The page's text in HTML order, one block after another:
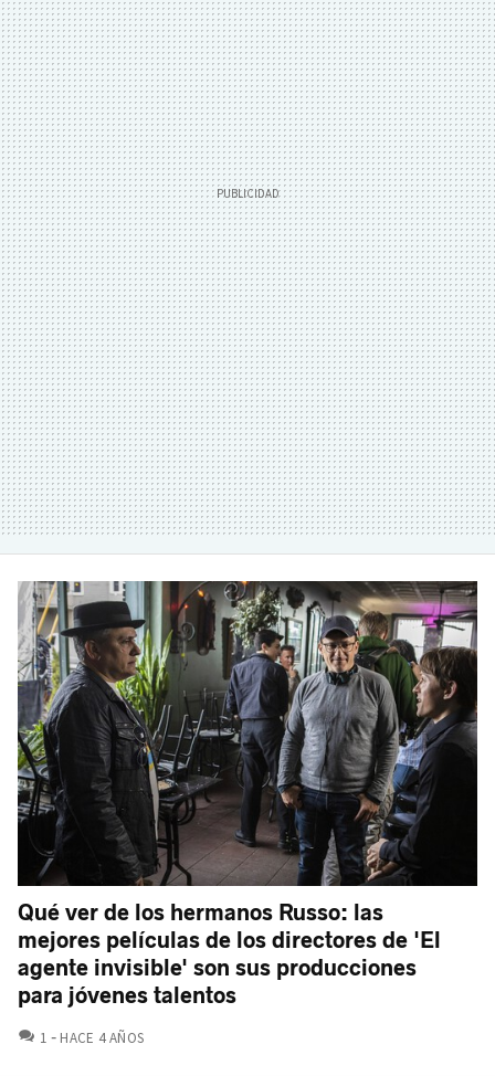
Qué ver de los hermanos Russo: las
mejores películas de los directores de 'El
agente invisible' son sus producciones
para jóvenes talentos
1 COMENTARIOS
HACE 4 AÑOS